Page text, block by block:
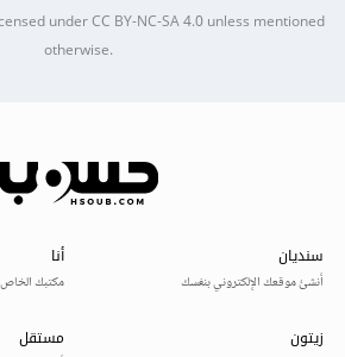
underCC BY-NC-SA 4.0unless mentioned
otherwise.